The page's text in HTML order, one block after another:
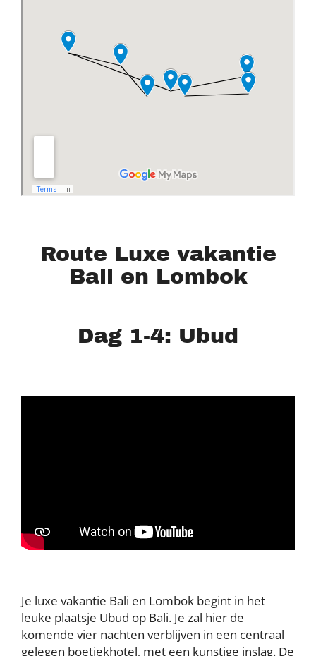
Route Luxe vakantie
Bali en Lombok
Dag 1-4: Ubud
Je luxe vakantie Bali en Lombok begint in het
leuke plaatsje Ubud op Bali. Je zal hier de
komende vier nachten verblijven in een centraal
gelegen boetiekhotel, met een kunstige inslag. De